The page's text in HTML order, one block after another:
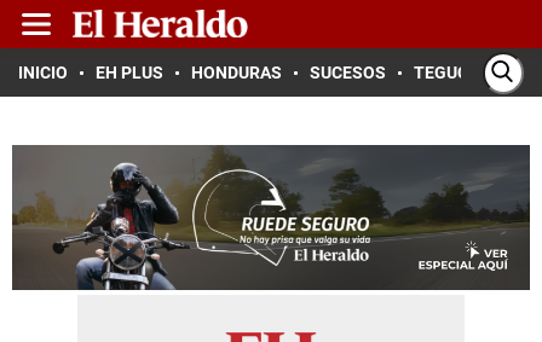
INICIO EH PLUS HONDURAS SUCESOS TEGUCIGALPA